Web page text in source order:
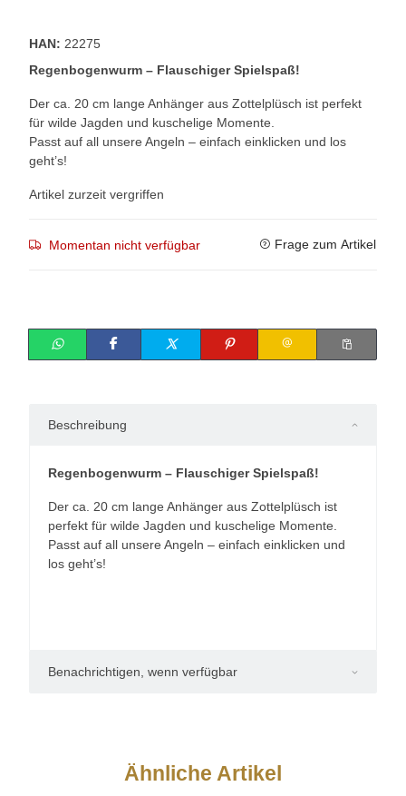
HAN: 22275
Regenbogenwurm – Flauschiger Spielspaß!
Der ca. 20 cm lange Anhänger aus Zottelplüsch ist perfekt
für wilde Jagden und kuschelige Momente.
Passt auf all unsere Angeln – einfach einklicken und los
geht’s!
Artikel zurzeit vergriffen
Momentan nicht verfügbar Frage zum Artikel
Beschreibung
Regenbogenwurm – Flauschiger Spielspaß!
Der ca. 20 cm lange Anhänger aus Zottelplüsch ist
perfekt für wilde Jagden und kuschelige Momente.
Passt auf all unsere Angeln – einfach einklicken und
los geht’s!
Benachrichtigen, wenn verfügbar
Ähnliche Artikel